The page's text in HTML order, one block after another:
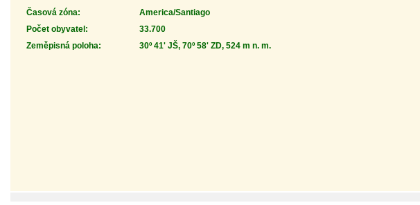
Časová zóna:
America/Santiago
Počet obyvatel:
33.700
Zeměpisná poloha:
30º 41' JŠ, 70º 58' ZD, 524 m n. m.